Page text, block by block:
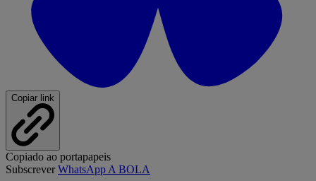
Copiar link
Copiado ao portapapeis
SubscreverWhatsApp A BOLA